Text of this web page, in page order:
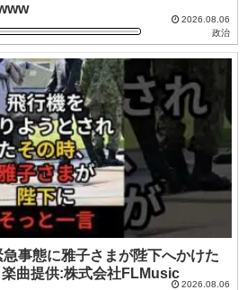
2026.08.06
政治
急事態に雅子さまが陛下へかけた
楽曲提供:株式会社FLMusic
2026.08.06